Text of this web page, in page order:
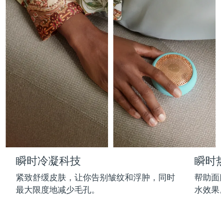
瞬时冷凝科技
紧致舒缓皮肤，让你告别皱纹和浮肿，同时
最大限度地减少毛孔。
瞬时
帮助
水效
FAQ™护肤品
All FAQ™ skincare
FAQ™产品
All anti-aging treatments
FAQ™护肤品
All FAQ™ skincare
FAQ™产品
All LED treatments
FAQ™产品
All hair treatments
FAQ™ skincare
All FAQ™ skincare
FAQ™ products
All toning treatments
脱毛
PEACH™ 2 Pro Max
Professional IPL hair removal device
PEACH™ 2
IPL hair removal
PEACH™ 2 go
Travel-friendly IPL hair removal
PEACH™ Cooling Prep Gel
Cooling IPL hair removal gel
身体护理
BEAR™ 2 body
Microcurrent body toning
LUNA™ 4 body
Massaging body brush
SUPERCHARGED™ serum
Firming body serum
痘肌护理
ESPADA™ 2 plus
Recurring acne LED therapy
ESPADA™ 2
Acne treatment device
ESPADA™ Blemish Solution
眼部护理
BEAR™ 2 eyes & lips
Microcurrent line smoothing device
IRIS™ 2
Rejuvenating eye massager
眼部护肤
毛孔护理
KIWI™ derma
Diamond microdermabrasion .
KIWI™
护发
LUNA™ 4 hair
2-in-1 LED scalp massager
FLIP™ play advanced
牙齿美白
法国 预计送达日期
法属波利尼西亚
德国 预计送达日期8/9/26
直布罗陀 预计送达日期8/13/26
希腊 预计送达日期8/9/26
中国香港特别行政区 预计送达日期8/10/26
预计送达日期8/9/26
冰岛 8/10/26
印度尼西亚 8/7/26